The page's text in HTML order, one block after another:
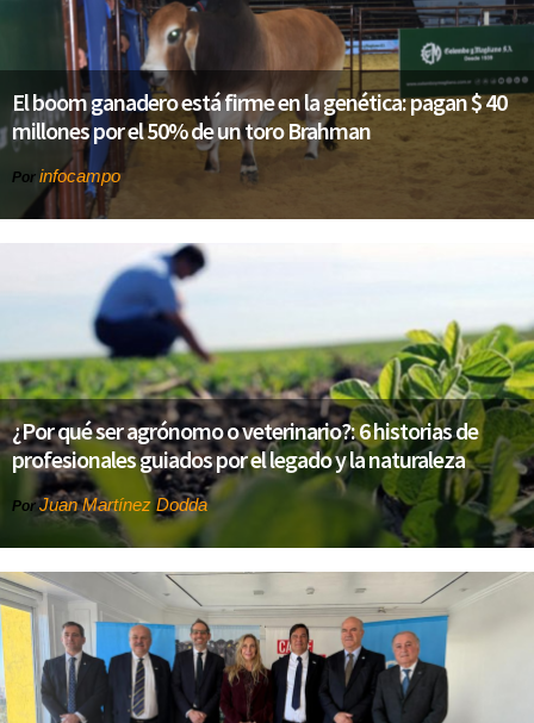
El boom ganadero está firme en la genética: pagan $ 40
millones por el 50% de un toro Brahman
Por infocampo
¿Por qué ser agrónomo o veterinario?: 6 historias de
profesionales guiados por el legado y la naturaleza
PorJuan Martínez Dodda